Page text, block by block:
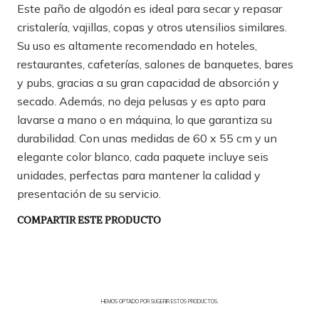
Este paño de algodón es ideal para secar y repasar
cristalería, vajillas, copas y otros utensilios similares.
Su uso es altamente recomendado en hoteles,
restaurantes, cafeterías, salones de banquetes, bares
y pubs, gracias a su gran capacidad de absorción y
secado. Además, no deja pelusas y es apto para
lavarse a mano o en máquina, lo que garantiza su
durabilidad. Con unas medidas de 60 x 55 cm y un
elegante color blanco, cada paquete incluye seis
unidades, perfectas para mantener la calidad y
presentación de su servicio.
COMPARTIR ESTE PRODUCTO
HEMOS OPTADO POR SUGERIR ESTOS PRODUCTOS.